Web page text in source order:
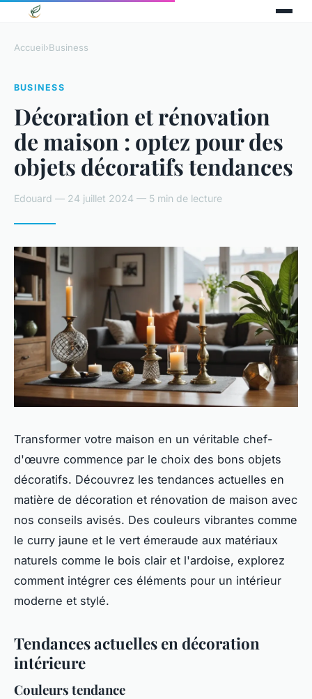
Accueil›Business
BUSINESS
Décoration et rénovation
de maison : optez pour des
objets décoratifs tendances
Edouard — 24 juillet 2024 — 5 min de lecture
Transformer votre maison en un véritable chef-
d'œuvre commence par le choix des bons objets
décoratifs. Découvrez les tendances actuelles en
matière de décoration et rénovation de maison avec
nos conseils avisés. Des couleurs vibrantes comme
le curry jaune et le vert émeraude aux matériaux
naturels comme le bois clair et l'ardoise, explorez
comment intégrer ces éléments pour un intérieur
moderne et stylé.
Tendances actuelles en décoration
intérieure
Couleurs tendance